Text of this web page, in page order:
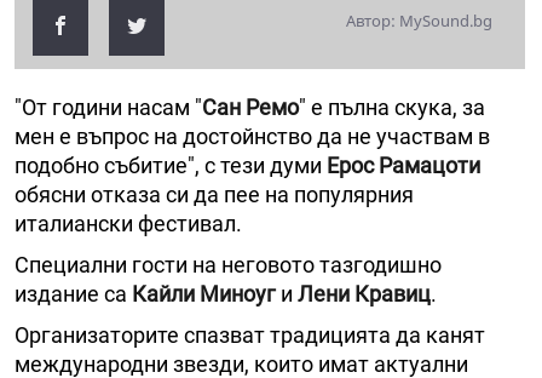
Автор: MySound.bg
"От години насам "Сан Ремо" е пълна скука, за
мен е въпрос на достойнство да не участвам в
подобно събитие", с тези думи Ерос Рамацоти
обясни отказа си да пее на популярния
италиански фестивал.
Специални гости на неговото тазгодишно
издание са Кайли Миноуги Лени Кравиц.
Организаторите спазват традицията да канят
международни звезди, които имат актуални